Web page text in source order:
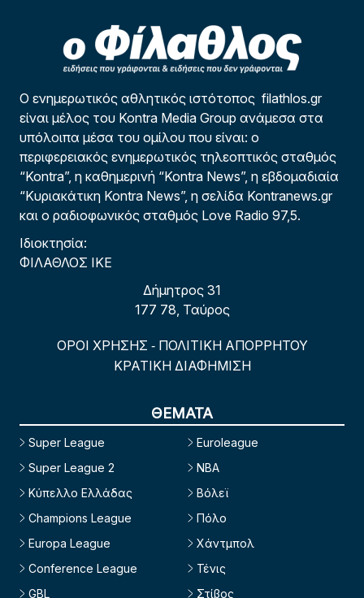
Ο ενημερωτικός αθλητικός ιστότοπος filathlos.gr
είναι μέλος του Kontra Media Group ανάμεσα στα
υπόλοιπα μέσα του ομίλου που είναι: ο
περιφερειακός ενημερωτικός τηλεοπτικός σταθμός
“Kontra”, η καθημερινή “Kontra News”, η εβδομαδιαία
“Κυριακάτικη Kontra News”, η σελίδα Kontranews.gr
και ο ραδιοφωνικός σταθμός Love Radio 97,5.
Ιδιοκτησία:
ΦΙΛΑΘΛΟΣ ΙΚΕ
Δήμητρος 31
177 78, Ταύρος
ΟΡΟΙ ΧΡΗΣΗΣ - ΠΟΛΙΤΙΚΗ ΑΠΟΡΡΗΤΟΥ
ΚΡΑΤΙΚΗ ΔΙΑΦΗΜΙΣΗ
ΘΕΜΑΤΑ
Super League
Super League 2
Κύπελλο Ελλάδας
Champions League
Europa League
Conference League
GBL
Euroleague
NBA
Βόλεϊ
Πόλο
Χάντμπολ
Τένις
Στίβος